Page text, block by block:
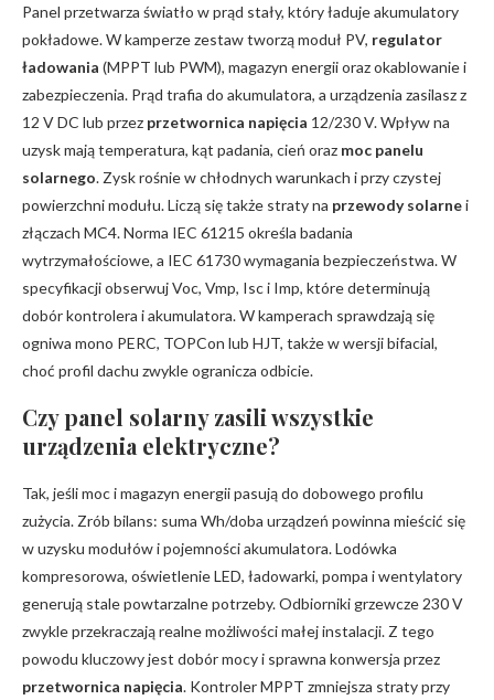
Panel przetwarza światło w prąd stały, który ładuje akumulatory
pokładowe. W kamperze zestaw tworzą moduł PV, regulator
ładowania (MPPT lub PWM), magazyn energii oraz okablowanie i
zabezpieczenia. Prąd trafia do akumulatora, a urządzenia zasilasz z
12 V DC lub przez przetwornica napięcia 12/230 V. Wpływ na
uzysk mają temperatura, kąt padania, cień oraz moc panelu
solarnego. Zysk rośnie w chłodnych warunkach i przy czystej
powierzchni modułu. Liczą się także straty na przewody solarnei
złączach MC4. Norma IEC 61215 określa badania
wytrzymałościowe, a IEC 61730 wymagania bezpieczeństwa. W
specyfikacji obserwuj Voc, Vmp, Isc i Imp, które determinują
dobór kontrolera i akumulatora. W kamperach sprawdzają się
ogniwa mono PERC, TOPCon lub HJT, także w wersji bifacial,
choć profil dachu zwykle ogranicza odbicie.
Czy panel solarny zasili wszystkie
urządzenia elektryczne?
Tak, jeśli moc i magazyn energii pasują do dobowego profilu
zużycia. Zrób bilans: suma Wh/doba urządzeń powinna mieścić się
w uzysku modułów i pojemności akumulatora. Lodówka
kompresorowa, oświetlenie LED, ładowarki, pompa i wentylatory
generują stale powtarzalne potrzeby. Odbiorniki grzewcze 230 V
zwykle przekraczają realne możliwości małej instalacji. Z tego
powodu kluczowy jest dobór mocy i sprawna konwersja przez
przetwornica napięcia. Kontroler MPPT zmniejsza straty przy